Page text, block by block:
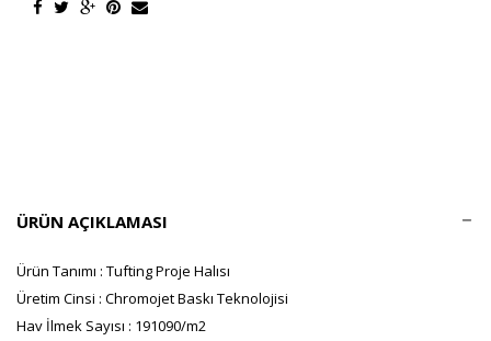
ÜRÜN AÇIKLAMASI
Ürün Tanımı : Tufting Proje Halısı
Üretim Cinsi : Chromojet Baskı Teknolojisi
Hav İlmek Sayısı : 191090/m2